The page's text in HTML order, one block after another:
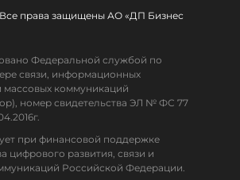
Все права защищены АО «ДП Бизнес
Федеральной службой по
связи, информационных
массовых коммуникаций
номер свидетельства ЭЛ № ФС 77
при финансовой поддержке
цифрового развития, связи и
Российской Федерации.